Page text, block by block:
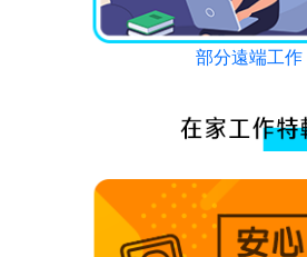
部分遠端工作